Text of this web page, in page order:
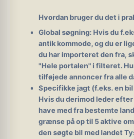
Hvordan bruger du det i
Global søgning: Hvis du
antik kommode, og du er
du har importeret den fra,
"Hele portalen" i filteret.
tilføjede annoncer fra alle
Specifikke jagt (f.eks. en
Hvis du derimod leder
have med fra bestemte
grænse på op til 5 aktive
den søgte bil med landet